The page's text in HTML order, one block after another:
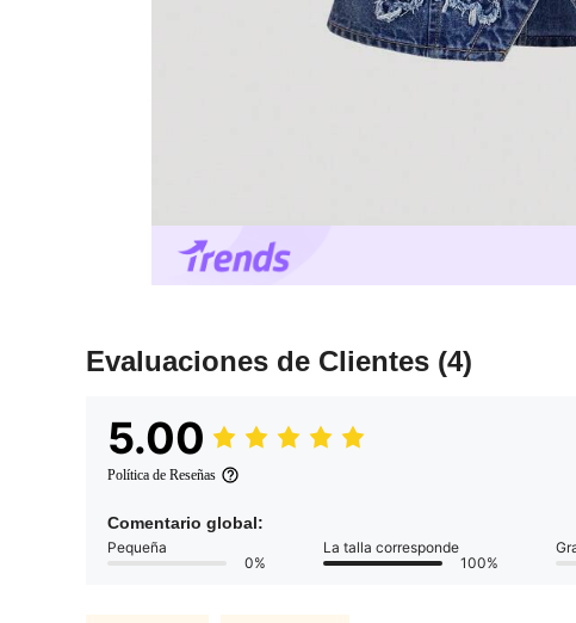
Evaluaciones de Clientes (4)
5.00
Política de Reseñas
Comentario global:
Pequeña
0%
La talla corresponde
100%